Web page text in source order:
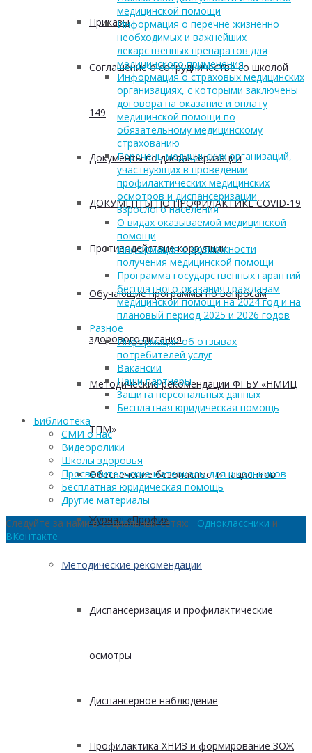
Приказы
Соглашение о сотрудничестве со школой
149
Документы по диспансеризации
ДОКУМЕНТЫ ПО ПРОФИЛАКТИКЕ COVID-19
Противодействие коррупции
Обучающие программы по вопросам
здорового питания
Методические рекомендации ФГБУ «НМИЦ
ТПМ»
Обеспечение безопасности пациентов
Журнал «Профи»
Методические рекомендации
Диспансеризация и профилактические
осмотры
Диспансерное наблюдение
Профилактика ХНИЗ и формирование ЗОЖ
медицинской помощи
Информация о перечне жизненно
необходимых и важнейших
лекарственных препаратов для
медицинского применения
Информация о страховых медицинских
организациях, с которыми заключены
договора на оказание и оплату
медицинской помощи по
обязательному медицинскому
страхованию
Перечень медицинских организаций,
участвующих в проведении
профилактических медицинских
осмотров и диспансеризации
взрослого населения
О видах оказываемой медицинской
помощи
Информация о возможности
получения медицинской помощи
Программа государственных гарантий
бесплатного оказания гражданам
медицинской помощи на 2024 год и на
плановый период 2025 и 2026 годов
Разное
Информация об отзывах
потребителей услуг
Вакансии
Наши партнеры
Защита персональных данных
Бесплатная юридическая помощь
Библиотека
СМИ о нас
Видеоролики
Школы здоровья
Просветительские материалы для школьников
Бесплатная юридическая помощь
Другие материалы
Следуйте за нами в социальных сетях: Одноклассники и
ВКонтакте